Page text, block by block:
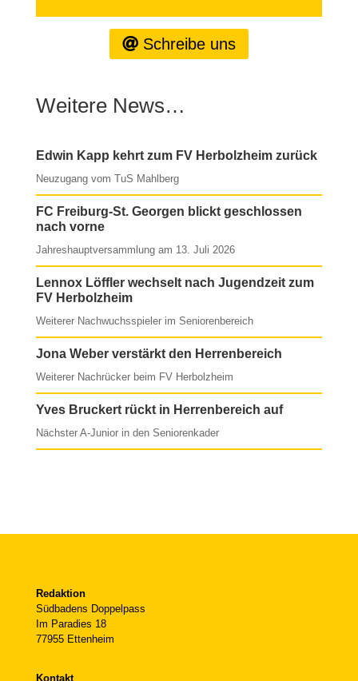
Schreibe uns
Weitere News…
Edwin Kapp kehrt zum FV Herbolzheim zurück
Neuzugang vom TuS Mahlberg
FC Freiburg-St. Georgen blickt geschlossen
nach vorne
Jahreshauptversammlung am 13. Juli 2026
Lennox Löffler wechselt nach Jugendzeit zum
FV Herbolzheim
Weiterer Nachwuchsspieler im Seniorenbereich
Jona Weber verstärkt den Herrenbereich
Weiterer Nachrücker beim FV Herbolzheim
Yves Bruckert rückt in Herrenbereich auf
Nächster A-Junior in den Seniorenkader
Redaktion
Südbadens Doppelpass
Im Paradies 18
77955 Ettenheim
Kontakt